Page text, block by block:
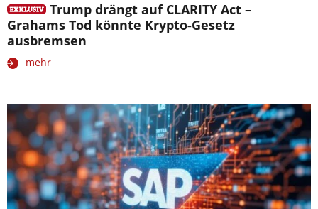
Trump drängt auf CLARITY Act –
Grahams Tod könnte Krypto-Gesetz
ausbremsen
mehr